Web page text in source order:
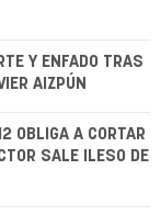
Y ENFADO TRAS
AIZPÚN
OBLIGA A CORTAR
SALE ILESO DE